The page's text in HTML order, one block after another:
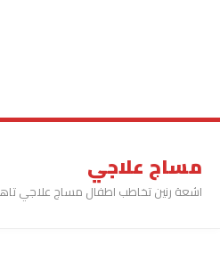
مساج علاجي
اشعة رنين تخاطب اطفال مساج علاجي تاهيلي